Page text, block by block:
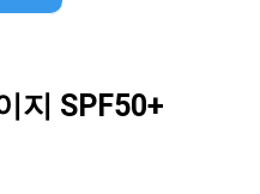
지 SPF50+